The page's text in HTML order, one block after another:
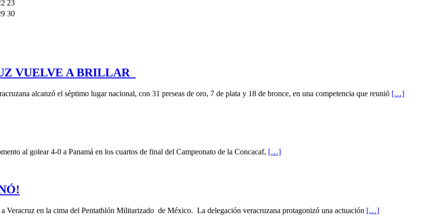
23
30
VUELVE A BRILLAR
alcanzó el séptimo lugar nacional, con 31 preseas de oro, 7 de plata y 18 de bronce, en una competencia que reunió […]
al golear 4-0 a Panamá en los cuartos de final del Campeonato de la Concacaf, […]
en la cima del Pentathlón Militarizado de México. La delegación veracruzana protagonizó una actuación […]